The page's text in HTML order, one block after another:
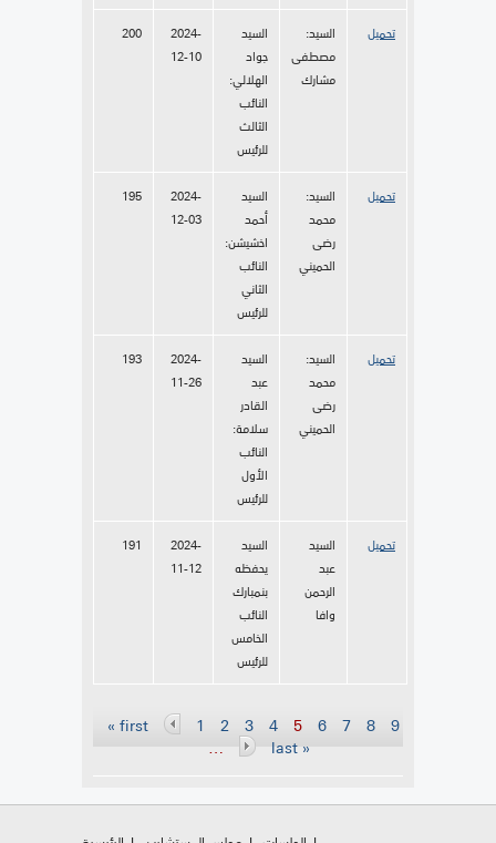
200
2024-
12-10
السيد
جواد
الهلالي:
النائب
الثالث
للرئيس
السيد:
مصطفى
مشارك
تحميل
195
2024-
12-03
السيد
أحمد
اخشيشن:
النائب
الثاني
للرئيس
السيد:
محمد
رضى
الحميني
تحميل
193
2024-
11-26
السيد
عبد
القادر
سلامة:
النائب
الأول
للرئيس
السيد:
محمد
رضى
الحميني
تحميل
191
2024-
11-12
السيد
يحفظه
بنمبارك
النائب
الخامس
للرئيس
السيد
عبد
الرحمن
وافا
تحميل
Pages
« first 1 2 3 4 5 6 7 8 9
… last »